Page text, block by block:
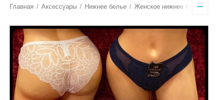
Главная / Аксессуары / Нижнее белье / Женское нижнее белье